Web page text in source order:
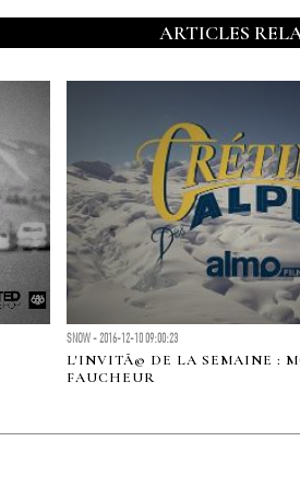
ARTICLES
SNOW - 2016-12-10 09:00:23
L'INVITÃ© DE LA SEMAINE :
FAUCHEUR